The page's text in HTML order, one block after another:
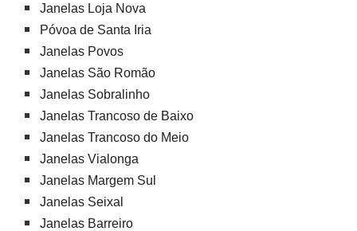
Janelas Loja Nova
Póvoa de Santa Iria
Janelas Povos
Janelas São Romão
Janelas Sobralinho
Janelas Trancoso de Baixo
Janelas Trancoso do Meio
Janelas Vialonga
Janelas Margem Sul
Janelas Seixal
Janelas Barreiro